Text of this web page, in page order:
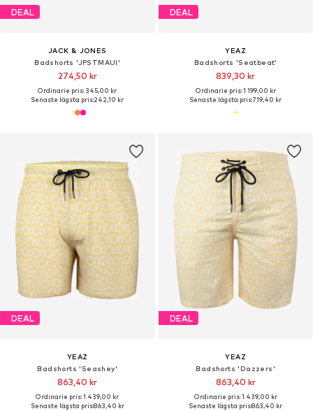
DEAL
JACK & JONES
Badshorts 'JPSTMAUI'
274,50 kr
Ordinarie pris: 345,00 kr
Senaste lägsta pris:242,10 kr
DEAL
YEAZ
Badshorts 'Seatbeat'
839,30 kr
Ordinarie pris: 1 199,00 kr
Senaste lägsta pris:719,40 kr
DEAL
YEAZ
Badshorts 'Seashey'
863,40 kr
Ordinarie pris: 1 439,00 kr
Senaste lägsta pris:863,40 kr
DEAL
YEAZ
Badshorts 'Dazzers'
863,40 kr
Ordinarie pris: 1 439,00 kr
Senaste lägsta pris:863,40 kr